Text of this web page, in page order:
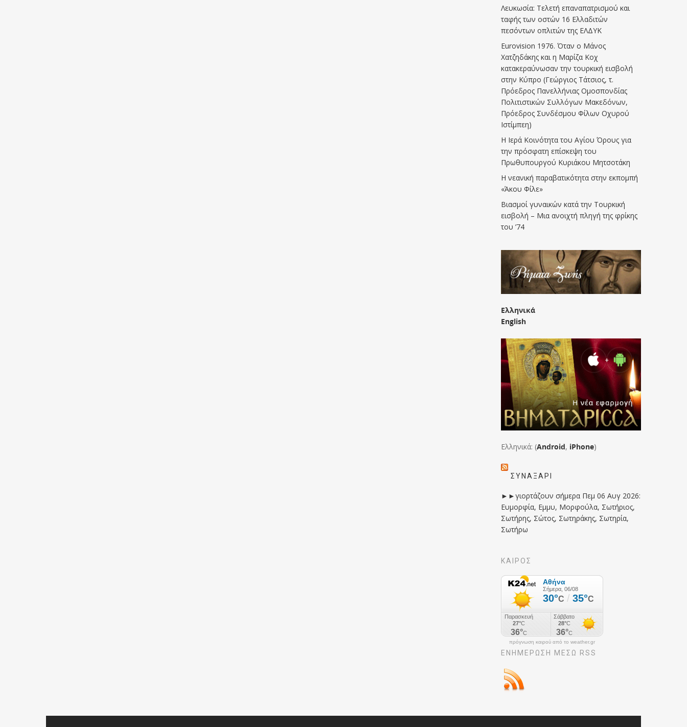
Λευκωσία: Τελετή επαναπατρισμού και
ταφής των οστών 16 Ελλαδιτών
πεσόντων οπλιτών της ΕΛΔΥΚ
Eurovision 1976. Όταν ο Μάνος
Χατζηδάκης και η Μαρίζα Κοχ
κατακεραύνωσαν την τουρκική εισβολή
στην Κύπρο (Γεώργιος Τάτσιος, τ.
Πρόεδρος Πανελλήνιας Ομοσπονδίας
Πολιτιστικών Συλλόγων Μακεδόνων,
Πρόεδρος Συνδέσμου Φίλων Οχυρού
Ιστίμπεη)
Η Ιερά Κοινότητα του Αγίου Όρους για
την πρόσφατη επίσκεψη του
Πρωθυπουργού Κυριάκου Μητσοτάκη
Η νεανική παραβατικότητα στην εκπομπή
«Άκου Φίλε»
Βιασμοί γυναικών κατά την Τουρκική
εισβολή – Μια ανοιχτή πληγή της φρίκης
του ’74
Ελληνικά
English
Ελληνικά: (Android, iPhone)
ΣΥΝΑΞΆΡΙ
►►γιορτάζουν σήμερα Πεμ 06 Αυγ 2026:
Ευμορφία, Εμμυ, Μορφούλα, Σωτήριος,
Σωτήρης, Σώτος, Σωτηράκης, Σωτηρία,
Σωτήρω
ΚΑΙΡΟΣ
πρόγνωση καιρού από το weather.gr
ΕΝΗΜΈΡΩΣΉ ΜΕΣΩ RSS